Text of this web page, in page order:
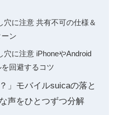
穴に注意 共有不可の仕様＆
ン
に注意 iPhoneやAndroid
回避するコツ
」モバイルsuicaの落と
声をひとつずつ分解